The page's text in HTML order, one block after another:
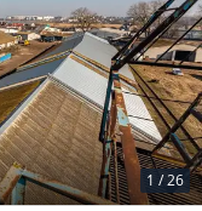
1 /26